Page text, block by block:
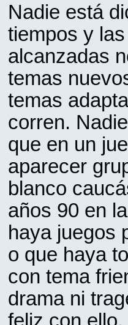
Nadie está
tiempos y
alcanzadas
temas
temas
corren.
que en un
aparecer
blanco
años 90 en
haya juegos
o que haya
con tema
drama ni
feliz con ello.